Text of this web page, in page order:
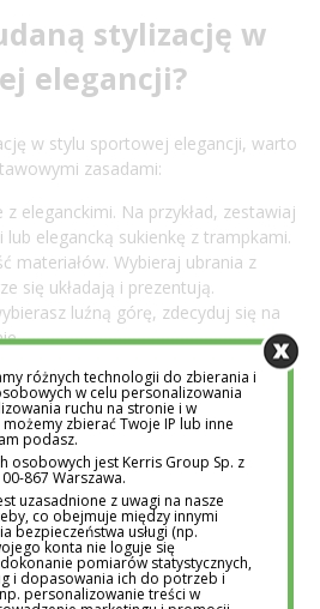
stylizację w
elegancji?
w stylu sportowej elegancji, warto
zasadami:
eleganckimi. Na przykład, zestawiaj
elegancką sukienkę z trampkami.
materiałów. Wybieraj ubrania z
się układają i prezentują.
luźną górę, zdecyduj się na
Eleganckie dodatki, jak biżuteria czy
look na wyższy poziom.
ze sobą różne faktury i style,
garderoby w
różnych technologii do zbierania i
w celu personalizowania
ruchu na stronie i w
zbierać Twoje IP lub inne
podasz.
osobowych jest Kerris Group Sp. z
00-867 Warszawa.
uzasadnione z uwagi na nasze
co obejmuje między innymi
bezpieczeństwa usługi (np.
konta nie loguje się
pomiarów statystycznych,
i dopasowania ich do potrzeb i
personalizowanie treści w